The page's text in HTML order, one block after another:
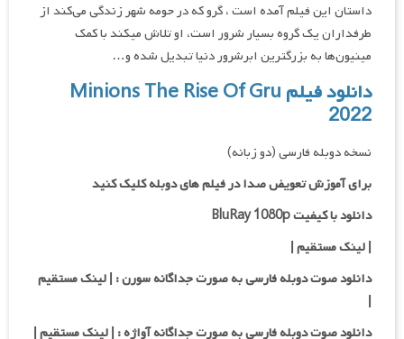
داستان این فیلم آمده است ، گرو که در حومه شهر زندگی می‌کند از
طرفداران یک گروه بسیار شرور است، او تلاش میکند با کمک
مینیون‌ها به بزرگترین ابرشرور دنیا تبدیل شده و…
دانلود فیلم Minions The Rise Of Gru
2022
نسخه دوبله فارسی (دو زبانه)
برای آموزش تعویض صدا در فیلم های دوبله کلیک کنید
دانلود با کیفیت BluRay 1080p
|لینک مستقیم |
دانلود صوت دوبله فارسی به صورت جداگانه سورن : | لینک مستقیم
|
دانلود صوت دوبله فارسی به صورت جداگانه آواژه : | لینک مستقیم|